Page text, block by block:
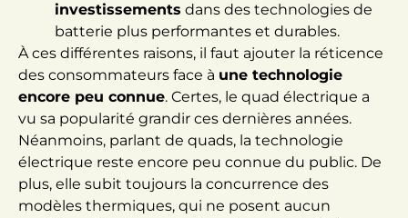
investissements dans des technologies de
batterie plus performantes et durables.
À ces différentes raisons, il faut ajouter la réticence
des consommateurs face à une technologie
encore peu connue. Certes, le quad électrique a
vu sa popularité grandir ces dernières années.
Néanmoins, parlant de quads, la technologie
électrique reste encore peu connue du public. De
plus, elle subit toujours la concurrence des
modèles thermiques, qui ne posent aucun